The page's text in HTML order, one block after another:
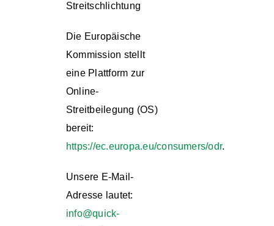
Streitschlichtung
Die Europäische
Kommission stellt
eine Plattform zur
Online-
Streitbeilegung (OS)
bereit:
https://ec.europa.eu/consumers/odr.
Unsere E-Mail-
Adresse lautet:
info@quick-